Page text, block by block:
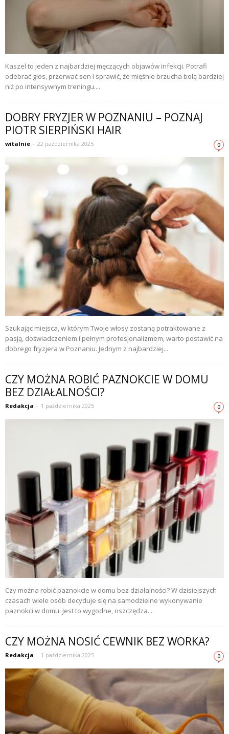
Kaszel to jeden z najbardziej męczących objawów infekcji. Potrafi
odebrać głos, przerwać sen i sprawić, że mięśnie brzucha bolą bardziej
niż po intensywnym treningu....
DOBRY FRYZJER W POZNANIU – POZNAJ
PIOTR SIERPIŃSKI HAIR
witalnie - 22 października 2025 0
Szukając miejsca, w którym Twoje włosy zostaną potraktowane z
pasją, doświadczeniem i pełnym profesjonalizmem, warto postawić na
dobrego fryzjera w Poznaniu. Jednym z najbardziej...
CZY MOŻNA ROBIĆ PAZNOKCIE W DOMU
BEZ DZIAŁALNOŚCI?
Redakcja - 1 października 2025 0
Czy można robić paznokcie w domu bez działalności? W dzisiejszych
czasach wiele osób decyduje się na samodzielne wykonywanie
paznokci w domu. Jest to wygodne, oszczędza...
CZY MOŻNA NOSIĆ CEWNIK BEZ WORKA?
Redakcja - 1 października 2025 0